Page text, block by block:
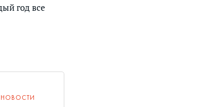
год все
НОВОСТИ